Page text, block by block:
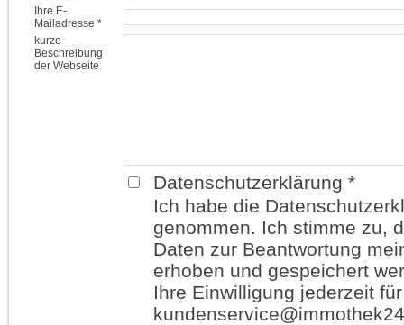
Ihre E-
Mailadresse *
kurze
Beschreibung
der Webseite
Datenschutzerklärung *
Ich habe die
genommen. Ich stimme zu,
Daten zur Beantwortung
erhoben und gespeichert
Ihre Einwilligung jederzeit